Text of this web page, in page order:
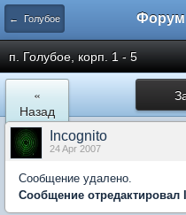
← Голубое
п. Голубое, корп. 1 - 5
«
Назад
Incognito
24 Apr 2007
Сообщение удалено.
Сообщение отредактировал